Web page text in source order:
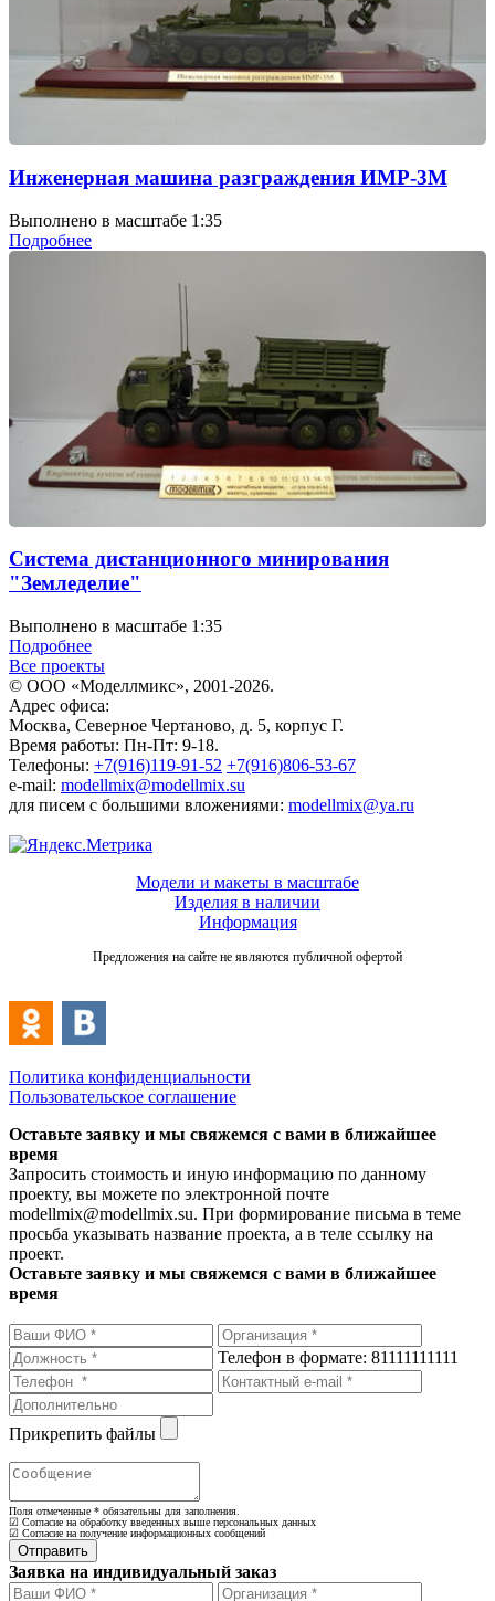
Инженерная машина разграждения ИМР-3М
Выполнено в масштабе 1:35
Подробнее
Система дистанционного минирования
"Земледелие"
Выполнено в масштабе 1:35
Подробнее
Все проекты
© ООО «Моделлмикс», 2001-2026.
Адрес офиса:
Москва, Северное Чертаново, д. 5, корпус Г.
Время работы: Пн-Пт: 9-18.
Телефоны: +7(916)119-91-52 +7(916)806-53-67
e-mail: modellmix@modellmix.su
для писем с большими вложениями: modellmix@ya.ru
Модели и макеты в масштабе
Изделия в наличии
Информация
Предложения на сайте не являются публичной офертой
Политика конфиденциальности
Пользовательское соглашение
Оставьте заявку и мы свяжемся с вами в ближайшее
время
Запросить стоимость и иную информацию по данному
проекту, вы можете по электронной почте
modellmix@modellmix.su. При формирование письма в теме
просьба указывать название проекта, а в теле ссылку на
проект.
Оставьте заявку и мы свяжемся с вами в ближайшее
время
Телефон в формате: 81111111111
Прикрепить файлы
Поля отмеченные * обязательны для заполнения.
☑ Согласие на обработку введенных выше персональных данных
☑ Согласие на получение информационных сообщений
Заявка на индивидуальный заказ